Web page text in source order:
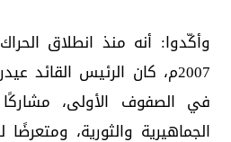
​وأكّدوا: أنه منذ انطلاق
2007م، كان الرئيس
في الصفوف الأولى،
الجماهيرية والثورية،